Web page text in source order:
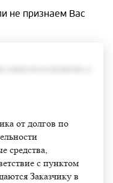
не признаем Вас
от долгов по
средства,
с пунктом
Заказчику в